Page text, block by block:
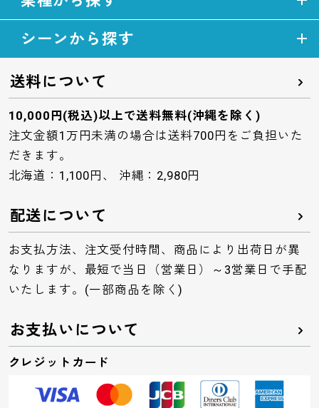
シーンから探す
送料について
10,000円(税込)以上で送料無料(沖縄を除く)
注文金額1万円未満の場合は送料700円をご負担いた
だきます。
北海道：1,100円、 沖縄：2,980円
配送について
お支払方法、注文受付時間、商品により出荷日が異
なりますが、最短で当日（営業日）～3営業日で手配
いたします。(一部商品を除く)
お支払いについて
クレジットカード